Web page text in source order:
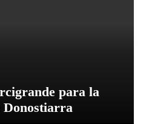
para la
Donostiarra